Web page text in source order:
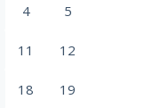
4 5
11 12
18 19